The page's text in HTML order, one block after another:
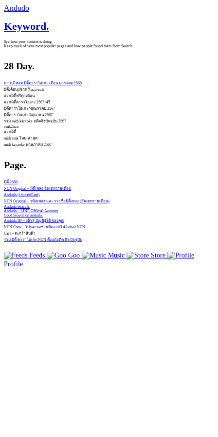
Andudo
Keyword.
See how your content is doing
Keep track of your most popular pages and how people found them from Search.
28 Day.
ดาวน์โหลด มิดี้คาราโอเกะ เดือน มกราคม 2568
มิดี้เดือนแจกฟรี ncn emk
แจกมิดี้ฟรีทุกเดือน
แจกมิดี้คาราโอเกะ 2567 ฟรี
มิดี้คาราโอเกะ พฤษภาคม 2567
มิดี้คาราโอเกะ มิถุนายน 2567
รวม midi karaoke อดีตถึงปัจจุบัน 2567
emk2ncn
แจกมิดี้
midi emk ใหม่-ล่าสุด
midi karaoke พฤษภาคม 2567
Page.
มิดี้ 2568
NCN Original – มิดี้เพลง อัพเดทรายเดือน
Andudo (ประเทศไทย)
NCN Original – รหัสเพลง และ รายชื่อมิดี้เพลง (อัพเดทรายเดือน)
Andudo Search.
Andudo – LINE Official Account
Goo! Search on andudo.
Andudo ID – เข้าสู่ บัญชีผู้ใช้ ของคุณ
NCN Copy – โปรแกรมช่วยคัดลอกไฟล์เพลง NCN
Cart – ตะกร้าสินค้า
รวม มิดี้ คาราโอเกะ NCN ตั้งแต่อดีต ถึง ปัจจุบัน
Feeds Goo Music
Store
Profile